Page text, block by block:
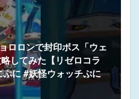
ロロンで封印ボス「ウェ
してみた【リゼロコラ
に #妖怪ウォッチぷに